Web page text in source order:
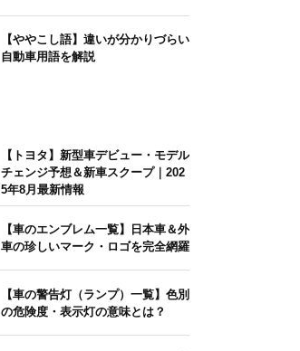
【ややこし語】違いが分かりづらい
自動車用語を解説
【トヨタ】新型車デビュー・モデル
チェンジ予想＆新車スクープ｜202
5年8月最新情報
【車のエンブレム一覧】日本車＆外
車の珍しいマーク・ロゴを完全網羅
【車の警告灯（ランプ）一覧】色別
の危険度・表示灯の意味とは？